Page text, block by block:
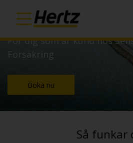
Boka ersättningsbil
För dig som är kund hos
Försäkring
Boka nu
Så funkar